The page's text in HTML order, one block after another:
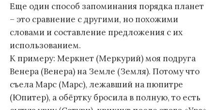
Еще один способ запоминания порядка планет
– это сравнение с другими, но похожими
словами и составление предложения с их
использованием.
К примеру: Меркнет (Меркурий) моя подруга
Венера (Венера) на Земле (Земля). Потому что
съела Марс (Марс), лежавший на пюпитре
(Юпитер), а обёртку бросила в полную, то есть